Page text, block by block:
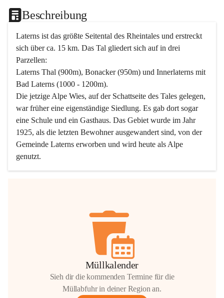
Beschreibung
Laterns ist das größte Seitental des Rheintales und erstreckt
sich über ca. 15 km. Das Tal gliedert sich auf in drei
Parzellen:
Laterns Thal (900m), Bonacker (950m) und Innerlaterns mit
Bad Laterns (1000 - 1200m).
Die jetzige Alpe Wies, auf der Schattseite des Tales gelegen,
war früher eine eigenständige Siedlung. Es gab dort sogar
eine Schule und ein Gasthaus. Das Gebiet wurde im Jahr
1925, als die letzten Bewohner ausgewandert sind, von der
Gemeinde Laterns erworben und wird heute als Alpe
genutzt.
Müllkalender
Sieh dir die kommenden Termine für die
Müllabfuhr in deiner Region an.